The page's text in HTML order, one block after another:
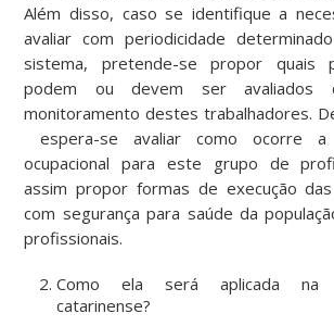
Além disso, caso se identifique a
avaliar com periodicidade
sistema, pretende-se propor quais
podem ou devem ser avaliados
monitoramento destes trabalhadores.
espera-se avaliar como ocorre a
ocupacional para este grupo de
assim propor formas de execução
com segurança para saúde da
profissionais.
Como ela será aplicada na
catarinense?